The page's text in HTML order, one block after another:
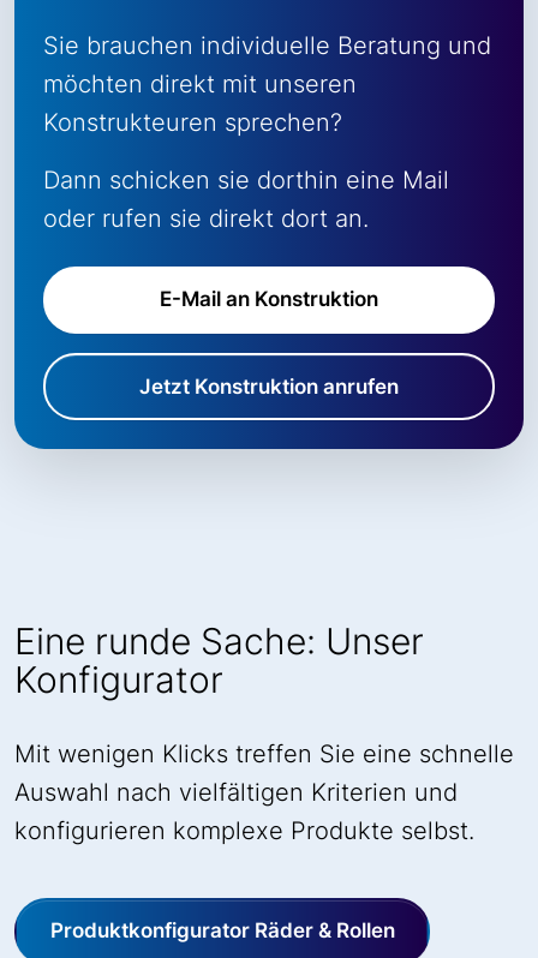
Sie brauchen individuelle Beratung und
möchten direkt mit unseren
Konstrukteuren sprechen?
Dann schicken sie dorthin eine Mail
oder rufen sie direkt dort an.
E-Mail an Konstruktion
Jetzt Konstruktion anrufen
Eine runde Sache: Unser
Konfigurator
Mit wenigen Klicks treffen Sie eine schnelle
Auswahl nach vielfältigen Kriterien und
konfigurieren komplexe Produkte selbst.
Produktkonfigurator Räder & Rollen